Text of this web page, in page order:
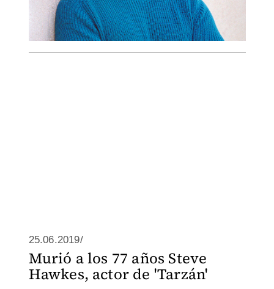
25.06.2019/
Murió a los 77 años Steve
Hawkes, actor de 'Tarzán'